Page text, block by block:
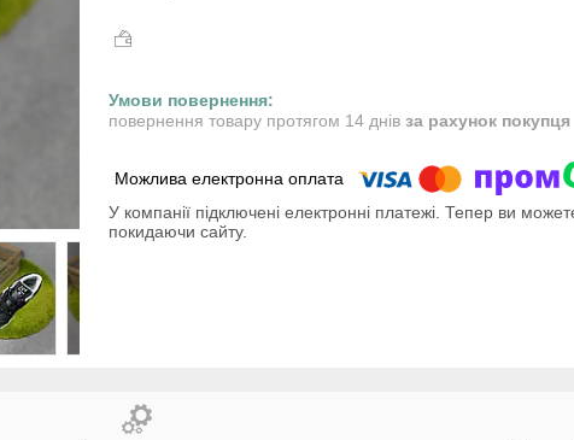
повернення товару протягом 14 днів за рахунок покупця
У компанії підключені електронні платежі. Тепер ви
покидаючи сайту.